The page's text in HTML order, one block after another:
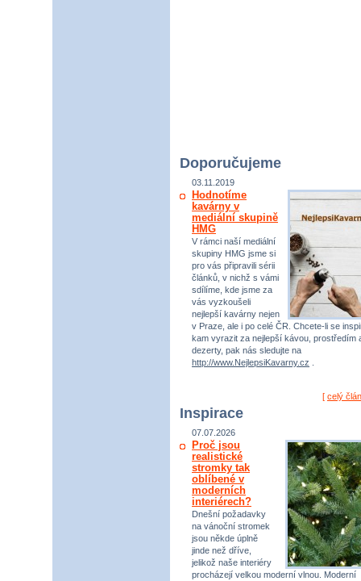
Doporučujeme
03.11.2019
Hodnotíme
kavárny v
mediální skupině
HMG
V rámci naší mediální
skupiny HMG jsme si
pro vás připravili sérii
článků, v nichž s vámi
sdílíme, kde jsme za
vás vyzkoušeli
nejlepší kavárny nejen
v Praze, ale i po celé ČR. Chcete-li se
kam vyrazit za nejlepší kávou, prostředím
dezerty, pak nás sledujte na
http://www.NejlepsiKavarny.cz
[ celý
Inspirace
07.07.2026
Proč jsou
realistické
stromky tak
oblíbené v
moderních
interiérech?
Dnešní požadavky
na vánoční stromek
jsou někde úplně
jinde než dříve,
jelikož naše interiéry
procházejí velkou moderní vlnou. Moderní